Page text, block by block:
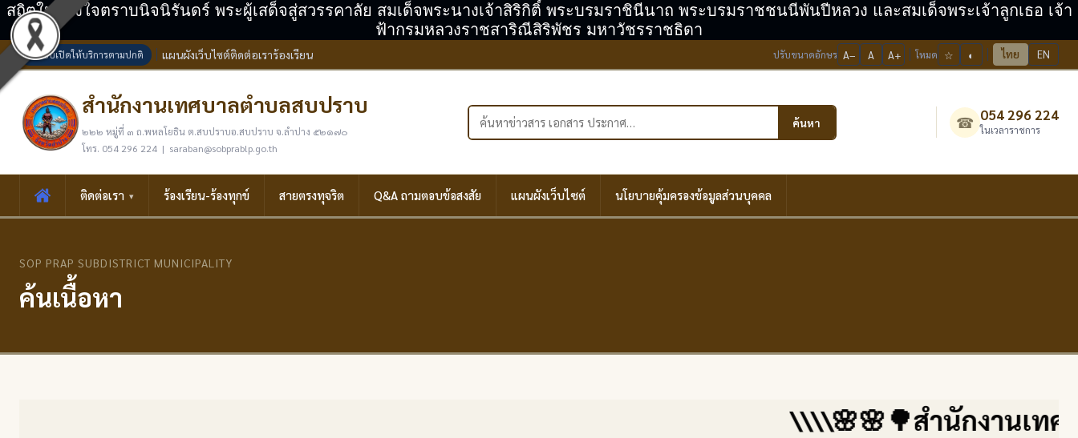
สถิตในดวงใจตราบนิจนิรันดร์ พระผู้เสด็จสู่สวรรคาลัย สมเด็จพระนางเจ้าสิริกิติ์ พระบรมราชินีนาถ พระบรมราชชนนีพันปีหลวง และสมเด็จพระเจ้าลูกเธอ เจ้า
ฟ้ากรมหลวงราชสาริณีสิริพัชร มหาวัชรราชธิดา
ระบบเปิดให้บริการตามปกติ แผนผังเว็บไซต์ติดต่อเราร้องเรียน ปรับขนาดอักษร A− A A+ โหมด ☆ ◐ ไทย EN
สำนักงานเทศบาลตำบลสบปราบ
๒๒๒ หมู่ที่ ๓ ถ.พหลโยธิน ต.สบปราบอ.สบปราบ จ.ลำปาง ๕๒๑๗๐
โทร. 054 296 224 | saraban@sobprablp.go.th
ค้นหาในเว็บไซต์ ค้นหา ☎ 054 296 224
ในเวลาราชการ
ติดต่อเรา ร้องเรียน-ร้องทุกข์ สายตรงทุจริต Q&A ถามตอบข้อสงสัย แผนผังเว็บไซต์ นโยบายคุ้มครองข้อมูลส่วนบุคคล
SOP PRAP SUBDISTRICT MUNICIPALITY
ค้นเนื้อหา
\\\\🌸🌸🌳สำนักงานเทศบาล